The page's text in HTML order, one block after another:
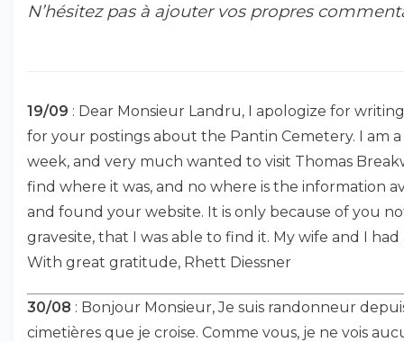
N’hésitez pas à ajouter vos propres
19/09 : Dear Monsieur Landru, I apologize for
for your postings about the Pantin Cemetery. I am a
week, and very much wanted to visit Thomas
find where it was, and no where is the information
and found your website. It is only because of you
gravesite, that I was able to find it. My wife and I
With great gratitude, Rhett Diessner
30/08 : Bonjour Monsieur, Je suis randonneur
cimetières que je croise. Comme vous, je ne vois